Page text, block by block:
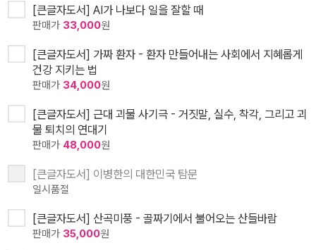
[큰글자도서] AI가 나보다 일을 잘할 때
판매가 33,000원
[큰글자도서] 가짜 환자 - 환자 만들어내는 사회에서 지혜롭게
건강 지키는 법
판매가 34,000원
[큰글자도서] 근대 괴물 사기극 - 거짓말, 실수, 착각, 그리고 괴
물 퇴치의 연대기
판매가 48,000원
[큰글자도서] 이병한의 대한민국 탐문
일시품절
[큰글자도서] 산곡미풍 - 골짜기에서 불어오는 산들바람
판매가 35,000원